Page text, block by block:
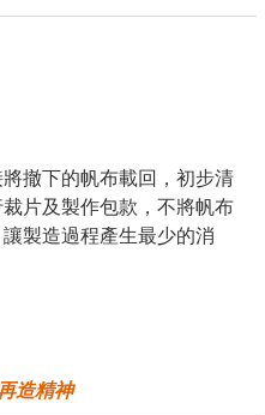
撤下的帆布載回，初步清
片及製作包款，不將帆布
製造過程產生最少的消
造精神